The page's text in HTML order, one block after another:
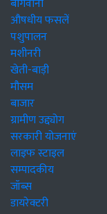
बागवानी
औषधीय फसलें
पशुपालन
मशीनरी
खेती-बाड़ी
मौसम
बाजार
ग्रामीण उद्द्योग
सरकारी योजनाएं
लाइफ स्टाइल
सम्पादकीय
जॉब्स
डायरेक्टरी